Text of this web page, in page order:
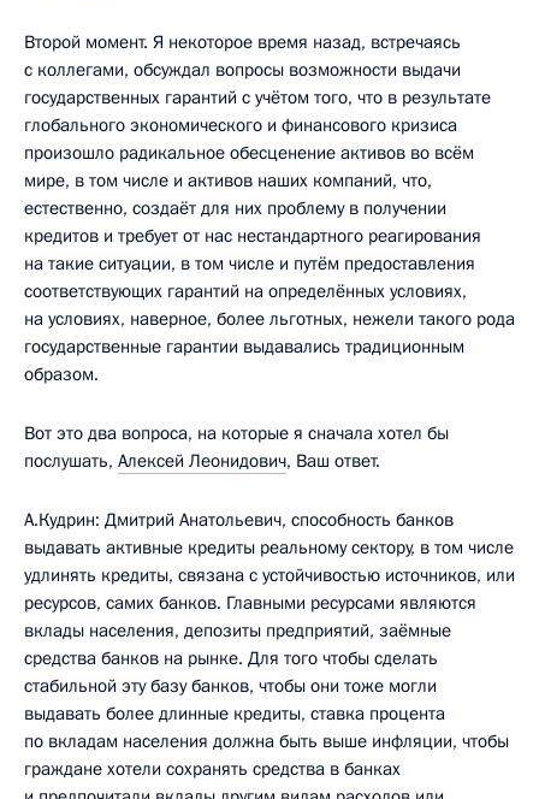
Второй момент. Я некоторое время назад, встречаясь
с коллегами, обсуждал вопросы возможности выдачи
государственных гарантий с учётом того, что в результате
глобального экономического и финансового кризиса
произошло радикальное обесценение активов во всём
мире, в том числе и активов наших компаний, что,
естественно, создаёт для них проблему в получении
кредитов и требует от нас нестандартного реагирования
на такие ситуации, в том числе и путём предоставления
соответствующих гарантий на определённых условиях,
на условиях, наверное, более льготных, нежели такого рода
государственные гарантии выдавались традиционным
образом.
Вот это два вопроса, на которые я сначала хотел бы
послушать, Алексей Леонидович, Ваш ответ.
А.Кудрин: Дмитрий Анатольевич, способность банков
выдавать активные кредиты реальному сектору, в том числе
удлинять кредиты, связана с устойчивостью источников, или
ресурсов, самих банков. Главными ресурсами являются
вклады населения, депозиты предприятий, заёмные
средства банков на рынке. Для того чтобы сделать
стабильной эту базу банков, чтобы они тоже могли
выдавать более длинные кредиты, ставка процента
по вкладам населения должна быть выше инфляции, чтобы
граждане хотели сохранять средства в банках